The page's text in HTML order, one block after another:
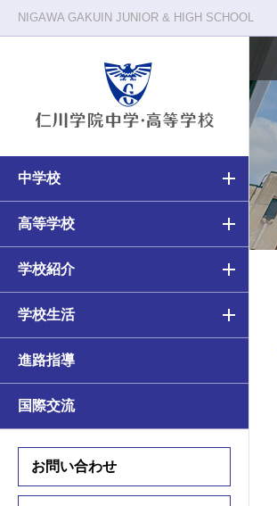
NIGAWA GAKUIN JUNIOR & HIGH SCHOOL
中学・高等学校の教育
中学校（6ヵ年）カリキュラム
アカデミアコース
カルティベーションコース
学習支援
国際交流プログラム
高等学校の教育
高校（3ヵ年）カリキュラム
アカデミアコース
カルティベーションコース／
カルティベーションSコース
国際交流プログラム
校長メッセージ
教育原理
施設・環境
仁川学院の一日
クラブ活動
年間行事
中学校
高等学校
学校紹介
学校生活
進路指導
国際交流
お問い合わせ